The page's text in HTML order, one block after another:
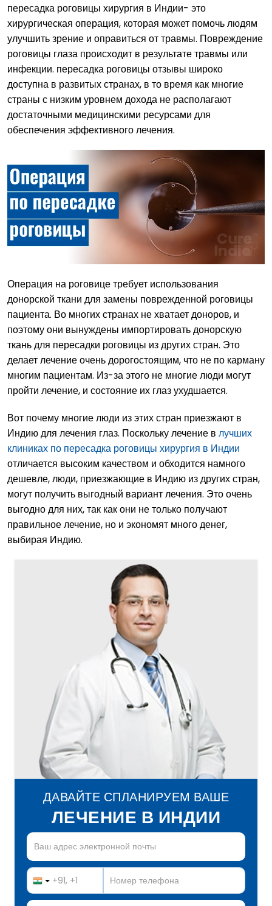
пересадка роговицы хирургия в Индии- это
хирургическая операция, которая может помочь людям
улучшить зрение и оправиться от травмы. Повреждение
роговицы глаза происходит в результате травмы или
инфекции. пересадка роговицы отзывы широко
доступна в развитых странах, в то время как многие
страны с низким уровнем дохода не располагают
достаточными медицинскими ресурсами для
обеспечения эффективного лечения.
Операция на роговице требует использования
донорской ткани для замены поврежденной роговицы
пациента. Во многих странах не хватает доноров, и
поэтому они вынуждены импортировать донорскую
ткань для пересадки роговицы из других стран. Это
делает лечение очень дорогостоящим, что не по карману
многим пациентам. Из-за этого не многие люди могут
пройти лечение, и состояние их глаз ухудшается.
Вот почему многие люди из этих стран приезжают в
Индию для лечения глаз. Поскольку лечение в лучших
клиниках по пересадка роговицы хирургия в Индии
отличается высоким качеством и обходится намного
дешевле, люди, приезжающие в Индию из других стран,
могут получить выгодный вариант лечения. Это очень
выгодно для них, так как они не только получают
правильное лечение, но и экономят много денег,
выбирая Индию.
ДАВАЙТЕ СПЛАНИРУЕМ ВАШЕ
ЛЕЧЕНИЕ В ИНДИИ